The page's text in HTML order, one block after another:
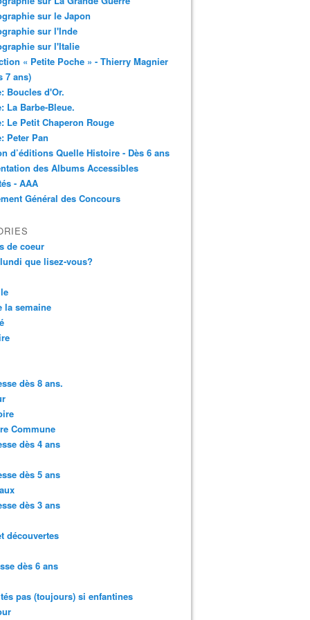
sur le Japon
sur l'Inde
sur l'Italie
« Petite Poche » - Thierry Magnier
7 ans)
Boucles d'Or.
La Barbe-Bleue.
Le Petit Chaperon Rouge
Peter Pan
d’éditions Quelle Histoire - Dès 6 ans
des Albums Accessibles
- AAA
Général des Concours
de coeur
que lisez-vous?
la semaine
dès 8 ans.
Commune
dès 4 ans
dès 5 ans
dès 3 ans
découvertes
dès 6 ans
pas (toujours) si enfantines